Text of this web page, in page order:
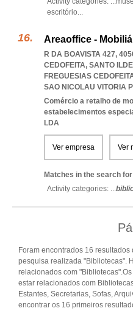
escritório...
Areaoffice -
R DA BOAVISTA 427,
CEDOFEITA, SANTO
FREGUESIAS
SAO NICOLAU VITORIA
Comércio a retalho de
estabelecimentos
LDA
Ver empresa Ver
Matches in the search
Activity categories: ...
Foram encontrados 16
pesquisa realizada "Bibliotecas".
relacionados com
estar relacionados com
Estantes, Secretarias, Sofas,
encontrar os 16 primeiros